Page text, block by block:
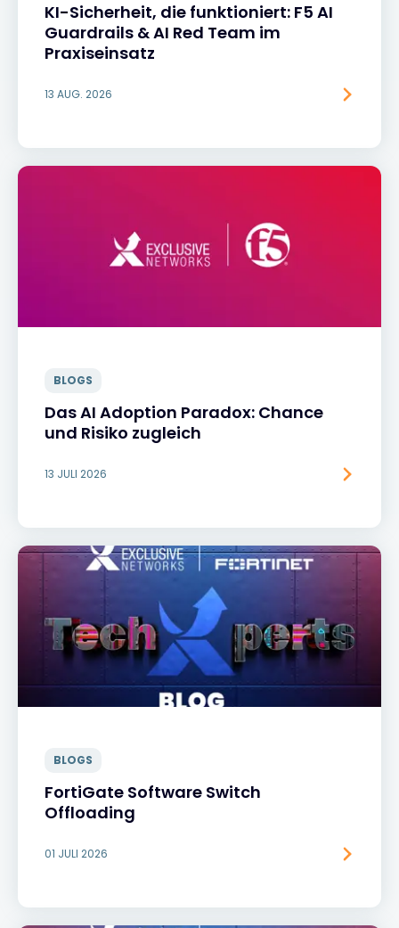
KI-Sicherheit, die funktioniert: F5 AI
Guardrails & AI Red Team im
Praxiseinsatz
13 AUG. 2026
BLOGS
Das AI Adoption Paradox: Chance
und Risiko zugleich
13 JULI 2026
BLOGS
FortiGate Software Switch
Offloading
01 JULI 2026